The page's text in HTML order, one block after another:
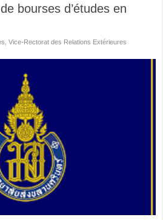
bourses d’études en
,Vice-Rectorat des Relations Extérieures